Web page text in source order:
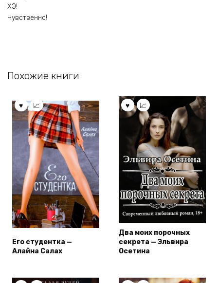
ХЭ!
Чувственно!
Похожие книги
Его студентка —
Алайна Салах
Два моих порочных
секрета — Эльвира
Осетина